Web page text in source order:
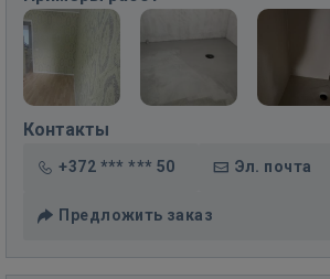
Контакты
+372 *** *** 50 Эл. почта
Предложить заказ